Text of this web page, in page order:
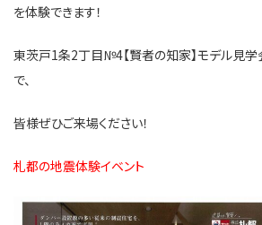
を体験できます！
東茨戸1条2丁目№4【賢者の知家】モデル見
で、
皆様ぜひご来場ください！
札都の地震体験イベント